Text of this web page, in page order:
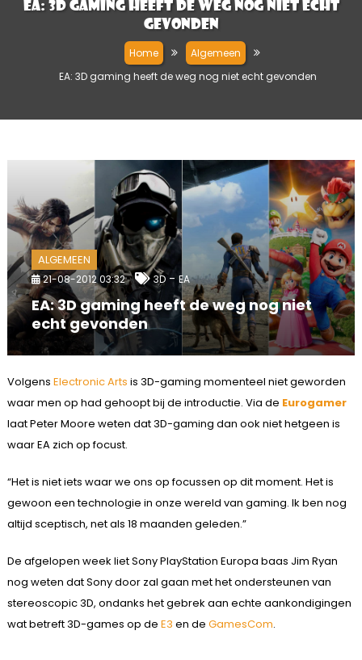
EA: 3D gaming heeft de weg nog niet echt
gevonden
Home
Algemeen
EA: 3D gaming heeft de weg nog niet echt gevonden
ALGEMEEN
21-08-2012 03:32 3D- EA
EA: 3D gaming heeft de weg nog niet
echt gevonden
Volgens Electronic Arts is 3D-gaming momenteel niet geworden
waar men op had gehoopt bij de introductie. Via de Eurogamer
laat Peter Moore weten dat 3D-gaming dan ook niet hetgeen is
waar EA zich op focust.
“Het is niet iets waar we ons op focussen op dit moment. Het is
gewoon een technologie in onze wereld van gaming. Ik ben nog
altijd sceptisch, net als 18 maanden geleden.”
De afgelopen week liet Sony PlayStation Europa baas Jim Ryan
nog weten dat Sony door zal gaan met het ondersteunen van
stereoscopic 3D, ondanks het gebrek aan echte aankondigingen
wat betreft 3D-games op de E3 en de GamesCom.